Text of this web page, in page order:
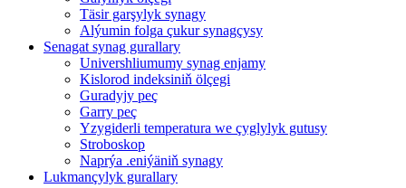
Täsir garşylyk synagy
Alýumin folga çukur synagçysy
Senagat synag gurallary
Univershliumumy synag enjamy
Kislorod indeksiniň ölçegi
Guradyjy peç
Garry peç
Yzygiderli temperatura we çyglylyk gutusy
Stroboskop
Naprýa .eniýäniň synagy
Lukmançylyk gurallary